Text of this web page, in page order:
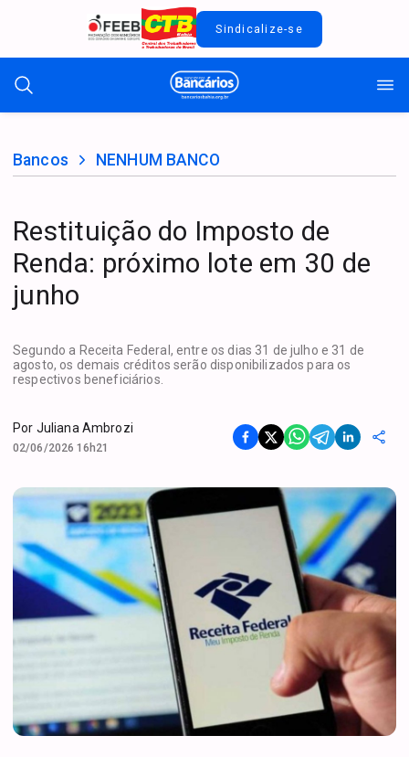
Sindicalize-se
Bancos NENHUM BANCO
Restituição do Imposto de
Renda: próximo lote em 30 de
junho
Segundo a Receita Federal, entre os dias 31 de julho e 31 de
agosto, os demais créditos serão disponibilizados para os
respectivos beneficiários.
Por Juliana Ambrozi
02/06/2026 16h21